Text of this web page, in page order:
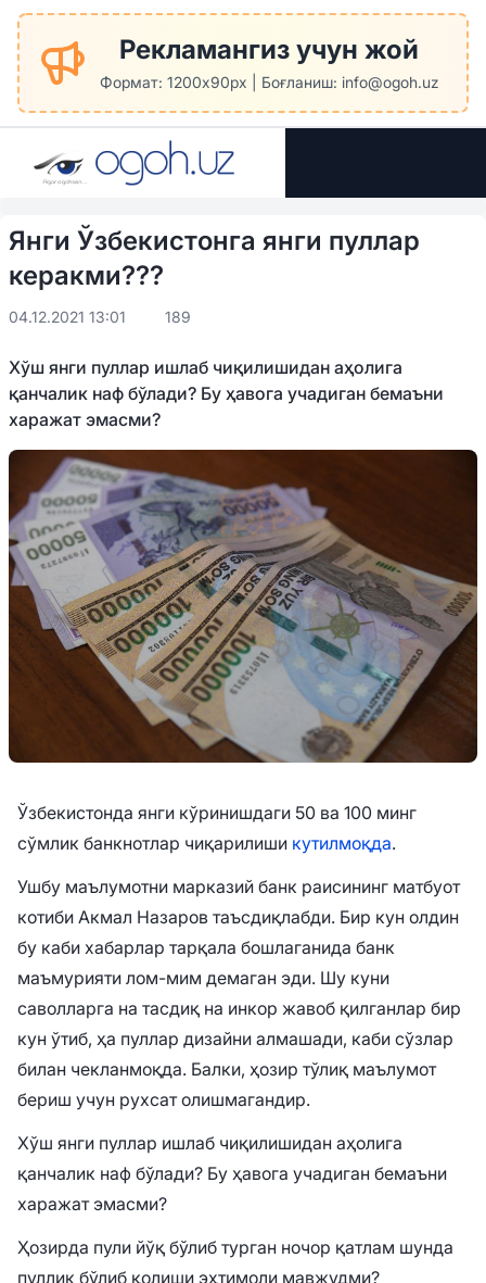
Рекламангиз учун жой
Формат: 1200x90px | Боғланиш: info@ogoh.uz
Янги Ўзбекистонга янги пуллар
керакми???
04.12.2021 13:01 189
Хўш янги пуллар ишлаб чиқилишидан аҳолига
қанчалик наф бўлади? Бу ҳавога учадиган бемаъни
харажат эмасми?
Ўзбекистонда янги кўринишдаги 50 ва 100 минг
сўмлик банкнотлар чиқарилиши кутилмоқда.
Ушбу маълумотни марказий банк раисининг матбуот
котиби Акмал Назаров таъсдиқлабди. Бир кун олдин
бу каби хабарлар тарқала бошлаганида банк
маъмурияти лом-мим демаган эди. Шу куни
саволларга на тасдиқ на инкор жавоб қилганлар бир
кун ўтиб, ҳа пуллар дизайни алмашади, каби сўзлар
билан чекланмоқда. Балки, ҳозир тўлиқ маълумот
бериш учун рухсат олишмагандир.
Хўш янги пуллар ишлаб чиқилишидан аҳолига
қанчалик наф бўлади? Бу ҳавога учадиган бемаъни
харажат эмасми?
Ҳозирда пули йўқ бўлиб турган ночор қатлам шунда
пуллик бўлиб қолиши эҳтимоли мавжудми?